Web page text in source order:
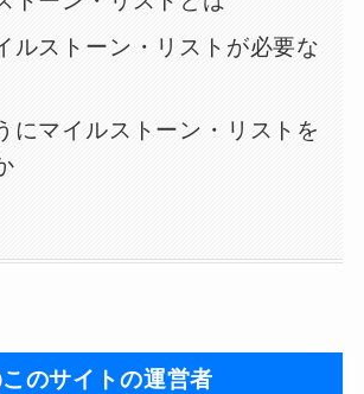
ルストーン・リストが必要な
にマイルストーン・リストを
このサイトの運営者